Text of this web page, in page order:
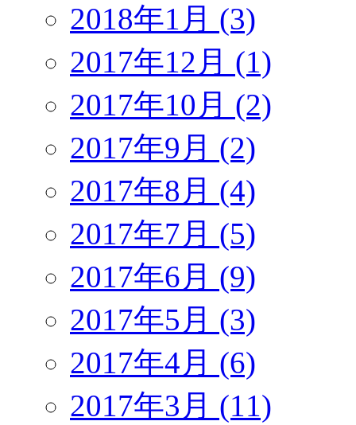
2018年1月 (3)
2017年12月 (1)
2017年10月 (2)
2017年9月 (2)
2017年8月 (4)
2017年7月 (5)
2017年6月 (9)
2017年5月 (3)
2017年4月 (6)
2017年3月 (11)